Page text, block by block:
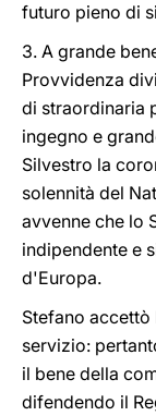
futuro pieno di
3. A grande
Provvidenza
di straordinaria
ingegno e
Silvestro la
solennità del
avvenne che lo
indipendente e
d'Europa.
Stefano
servizio:
il bene della
difendendo il